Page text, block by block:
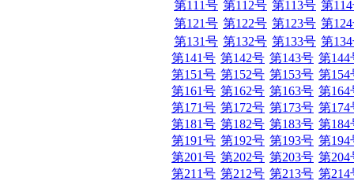
第111号 第112号 第113号 第
第121号 第122号 第123号 第
第131号 第132号 第133号 第
第141号 第142号 第143号 第144
第151号 第152号 第153号 第154
第161号 第162号 第163号 第164
第171号 第172号 第173号 第174
第181号 第182号 第183号 第184
第191号 第192号 第193号 第194
第201号 第202号 第203号 第204
第211号 第212号 第213号 第214